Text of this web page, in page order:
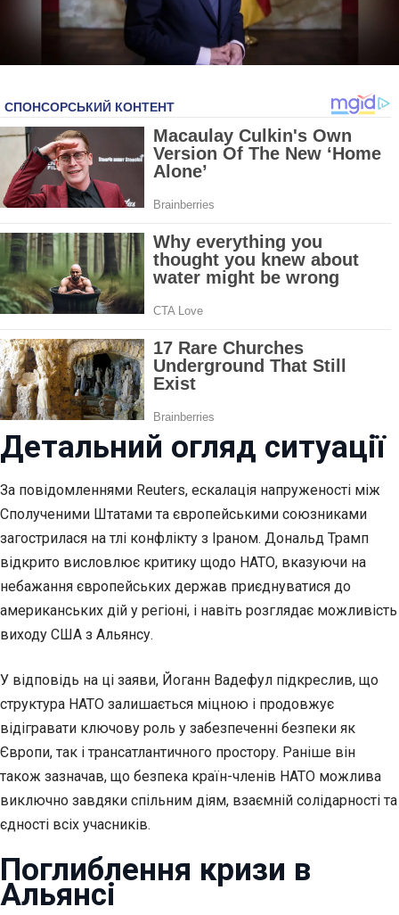
Детальний огляд ситуації
За повідомленнями Reuters, ескалація напруженості між
Сполученими Штатами та європейськими союзниками
загострилася на тлі конфлікту з Іраном. Дональд Трамп
відкрито висловлює критику щодо НАТО, вказуючи на
небажання європейських держав приєднуватися до
американських дій у регіоні, і навіть розглядає можливість
виходу США з Альянсу.
У відповідь на ці заяви, Йоганн Вадефул підкреслив, що
структура НАТО залишається міцною і продовжує
відігравати ключову роль у забезпеченні безпеки як
Європи, так і трансатлантичного простору. Раніше він
також зазначав, що безпека країн-членів НАТО можлива
виключно завдяки спільним діям, взаємній солідарності та
єдності всіх учасників.
Поглиблення кризи в
Альянсі